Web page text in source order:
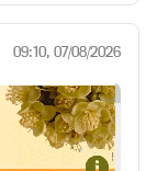
09:10, 07/08/2026